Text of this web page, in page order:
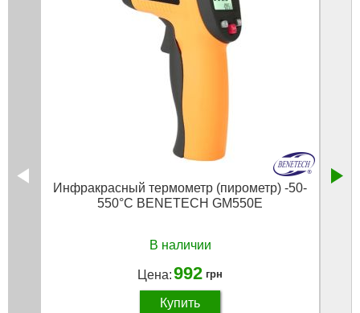
Инфракрасный термометр (пирометр) -50-
550°C BENETECH GM550E
В наличии
Цена:992 грн
Купить